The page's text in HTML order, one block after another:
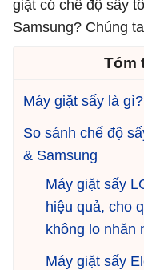
giặt có chế độ sấy
Samsung? Chúng
Tóm
Máy giặt sấy là gì?
So sánh chế độ
& Samsung
Máy giặt sấy
hiệu quả, cho
không lo nhăn
Máy giặt sấy